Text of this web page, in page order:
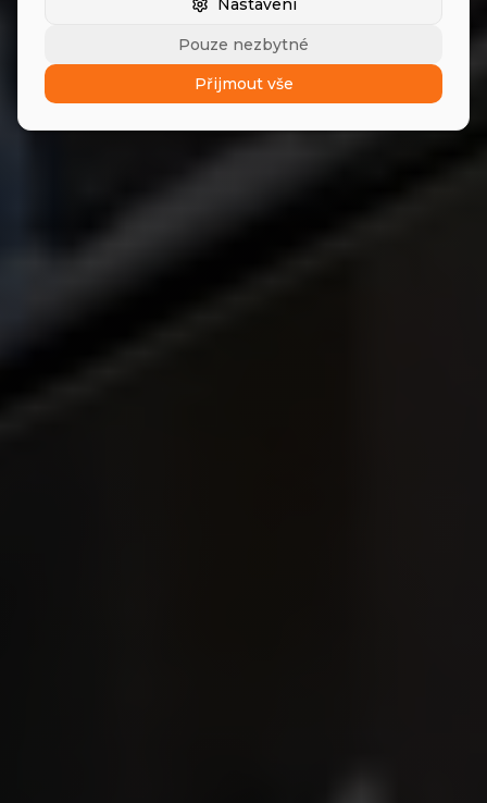
společnostmi prostřednictvím inteligentních
Nastavení
Pouze nezbytné
Přijmout vše